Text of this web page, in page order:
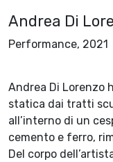
Andrea Di
Performance, 2021
Andrea Di Lorenzo
statica dai tratti
all’interno di un
cemento e ferro,
Del corpo